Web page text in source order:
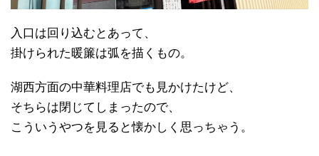
入口は回り込むとあって、
掛けられた暖簾は弧を描くもの。
湖西方面の中華料理店でも見かけたけど、
そちらは閉じてしまったので、
こういうやつを見ると懐かしく思っちゃう。